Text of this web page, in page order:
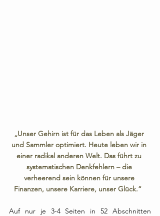
„Unser Gehirn ist für das Leben als Jäger
und Sammler optimiert. Heute leben wir in
einer radikal anderen Welt. Das führt zu
systematischen Denkfehlern – die
verheerend sein können für unsere
Finanzen, unsere Karriere, unser Glück.“⠀
Auf nur je 3-4 Seiten in 52 Abschnitten